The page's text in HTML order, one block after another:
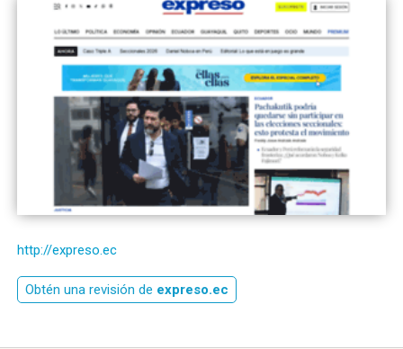
http://expreso.ec
Obtén una revisión de expreso.ec